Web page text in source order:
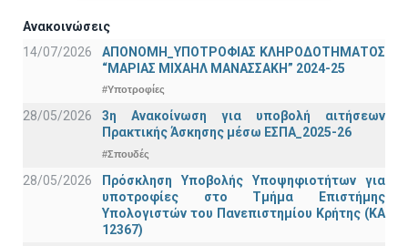
Ανακοινώσεις
14/07/2026
ΑΠΟΝΟΜΗ_ΥΠΟΤΡΟΦΙΑΣ ΚΛΗΡΟΔΟΤΗΜΑΤΟΣ
“ΜΑΡΙΑΣ ΜΙΧΑΗΛ ΜΑΝΑΣΣΑΚΗ” 2024-25
#Υποτροφίες
28/05/2026
3η Ανακοίνωση για υποβολή αιτήσεων
Πρακτικής Άσκησης μέσω ΕΣΠΑ_2025-26
#Σπουδές
28/05/2026
Πρόσκληση Υποβολής Υποψηφιοτήτων για
υποτροφίες στο Τμήμα Επιστήμης
Υπολογιστών του Πανεπιστημίου Κρήτης (ΚΑ
12367)